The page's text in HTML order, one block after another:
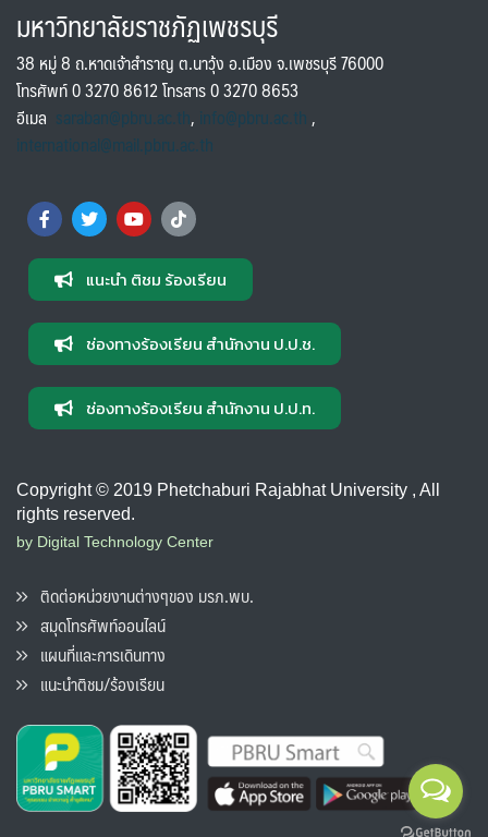
มหาวิทยาลัยราชภัฏเพชรบุรี
38 หมู่ 8 ถ.หาดเจ้าสำราญ ต.นาวุ้ง อ.เมือง จ.เพชรบุรี 76000
โทรศัพท์ 0 3270 8612 โทรสาร 0 3270 8653
อีเมล saraban@pbru.ac.th, info@pbru.ac.th,
international@mail.pbru.ac.th
แนะนำ ติชม ร้องเรียน
ช่องทางร้องเรียน สำนักงาน ป.ป.ช.
ช่องทางร้องเรียน สำนักงาน ป.ป.ท.
Copyright © 2019 Phetchaburi Rajabhat University , All
rights reserved.
by Digital Technology Center
ติดต่อหน่วยงานต่างๆของ มรภ.พบ.
สมุดโทรศัพท์ออนไลน์
แผนที่และการเดินทาง
แนะนำติชม/ร้องเรียน